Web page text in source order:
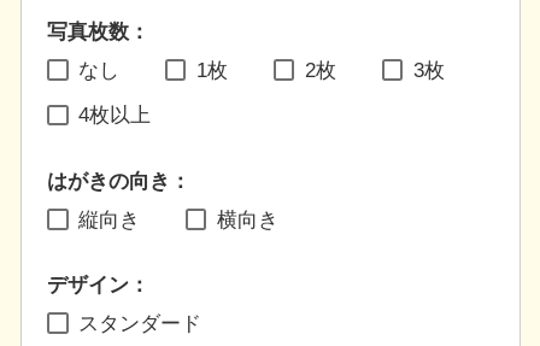
写真枚数：
なし
1枚 2枚 3枚
4枚以上
はがきの向き：
縦向き
横向き
デザイン：
スタンダード